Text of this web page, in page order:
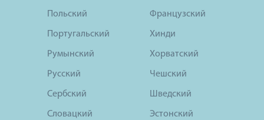
Польский
Португальский
Румынский
Русский
Сербский
Словацкий
Французский
Хинди
Хорватский
Чешский
Шведский
Эстонский